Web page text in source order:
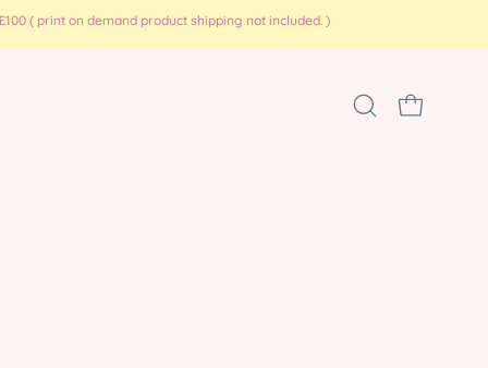
( print on demand product shipping not included. )
検
カートを開